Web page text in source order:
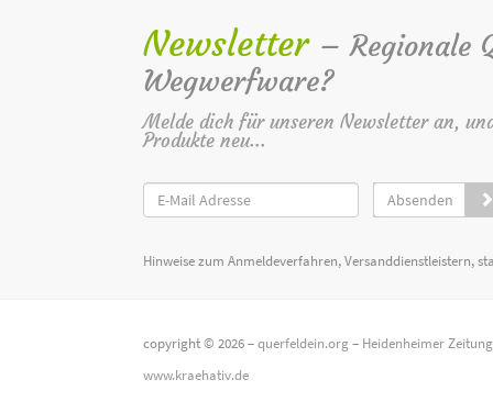
Newsletter – Regionale
Wegwerfware?
Melde dich für unseren Newsletter an,
Produkte neu...
Absenden
Hinweise zum Anmeldeverfahren, Versanddienstleistern,
copyright © 2026 –querfeldein.org– Heidenheimer
www.kraehativ.de